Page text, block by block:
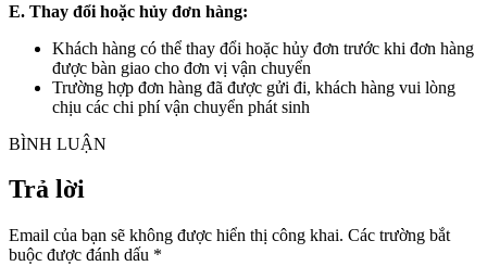
E. Thay đổi hoặc hủy đơn hàng:
Khách hàng có thể thay đổi hoặc hủy đơn trước khi đơn hàng
được bàn giao cho đơn vị vận chuyển
Trường hợp đơn hàng đã được gửi đi, khách hàng vui lòng
chịu các chi phí vận chuyển phát sinh
BÌNH LUẬN
Trả lời
Email của bạn sẽ không được hiển thị công khai. Các trường bắt
buộc được đánh dấu *